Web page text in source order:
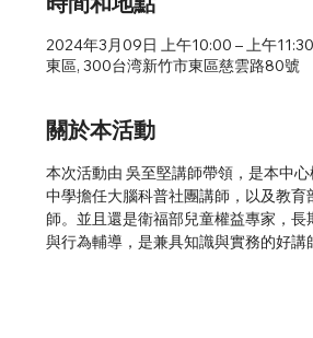
2024年3月09日 上午10:00 – 上午
東區, 300台湾新竹市東區慈雲路80號
關於本活動
本次活動由 吳至堅講師帶領，是本中
中學擔任大腦科普社團講師，以及教育
師。並且還是衛福部兒童權益專家，長
與行為輔導，是兼具知識與實務的好講